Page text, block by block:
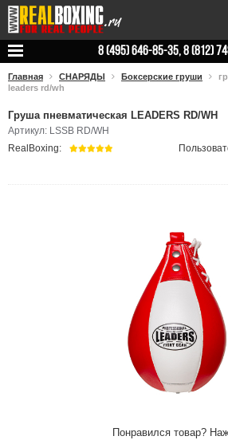
8 (495) 646-85-35, 8 (812)
Главная СНАРЯДЫ Боксерские груши
leaders rd/wh
Груша пневматическая LEADERS RD/WH
Артикул: LSSB RD/WH
Понравился товар?
RealBoxing: